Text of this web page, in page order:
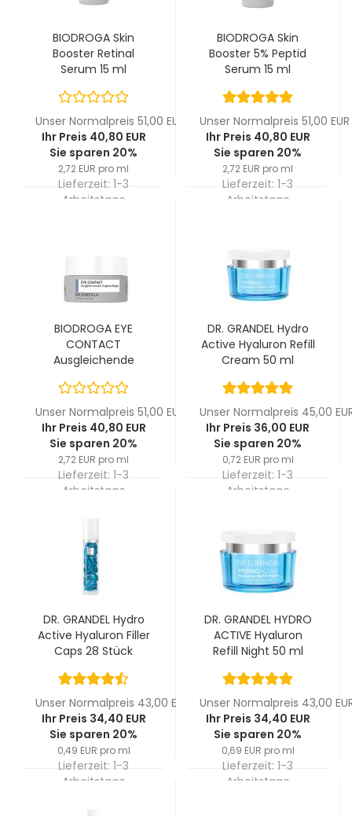
BIODROGA Skin
Booster Retinal
Serum 15 ml
Unser Normalpreis 51,00 EUR
Ihr Preis 40,80 EUR
Sie sparen 20%
2,72 EUR pro ml
Lieferzeit: 1-3
Arbeitstage
BIODROGA Skin
Booster 5% Peptid
Serum 15 ml
Unser Normalpreis 51,00 EUR
Ihr Preis 40,80 EUR
Sie sparen 20%
2,72 EUR pro ml
Lieferzeit: 1-3
Arbeitstage
BIODROGA EYE
CONTACT
Ausgleichende
Unser Normalpreis 51,00 EUR
Ihr Preis 40,80 EUR
Sie sparen 20%
2,72 EUR pro ml
Lieferzeit: 1-3
Arbeitstage
DR. GRANDEL Hydro
Active Hyaluron Refill
Cream 50 ml
Unser Normalpreis 45,00
Ihr Preis 36,00 EUR
Sie sparen 20%
0,72 EUR pro ml
Lieferzeit: 1-3
Arbeitstage
DR. GRANDEL Hydro
Active Hyaluron Filler
Caps 28 Stück
Unser Normalpreis 43,00 EUR
Ihr Preis 34,40 EUR
Sie sparen 20%
0,49 EUR pro ml
Lieferzeit: 1-3
Arbeitstage
DR. GRANDEL HYDRO
ACTIVE Hyaluron
Refill Night 50 ml
Unser Normalpreis 43,00
Ihr Preis 34,40 EUR
Sie sparen 20%
0,69 EUR pro ml
Lieferzeit: 1-3
Arbeitstage